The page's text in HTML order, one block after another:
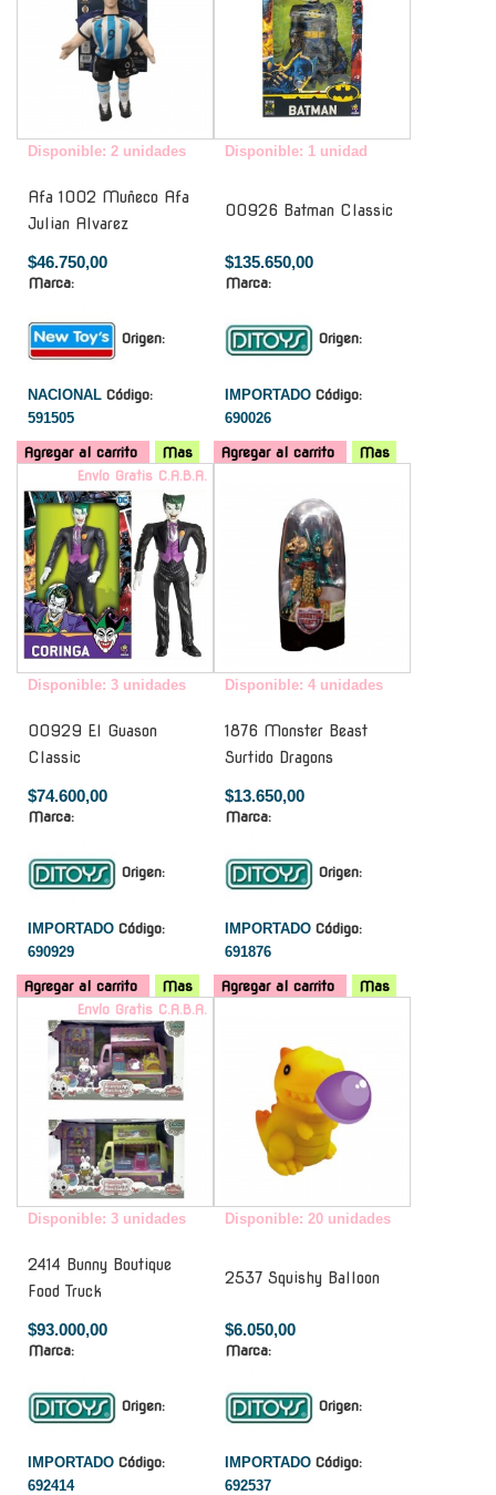
Disponible: 2 unidades
Afa 1002 Muñeco Afa
Julian Alvarez
$46.750,00
Marca:
Origen:
NACIONAL Código:
591505
Agregar al carrito Mas
Disponible: 1 unidad
00926 Batman Classic
$135.650,00
Marca:
Origen:
IMPORTADO Código:
690026
Agregar al carrito
Mas
Envío Gratis C.A.B.A.
Disponible: 3 unidades
00929 El Guason
Classic
$74.600,00
Marca:
Origen:
IMPORTADO Código:
690929
Agregar al carrito Mas
Disponible: 4 unidades
1876 Monster Beast
Surtido Dragons
$13.650,00
Marca:
Origen:
IMPORTADO Código:
691876
Agregar al carrito
Mas
Envío Gratis C.A.B.A.
Disponible: 3 unidades
2414 Bunny Boutique
Food Truck
$93.000,00
Marca:
Origen:
IMPORTADO Código:
692414
Disponible: 20 unidades
2537 Squishy Balloon
$6.050,00
Marca:
Origen:
IMPORTADO Código:
692537